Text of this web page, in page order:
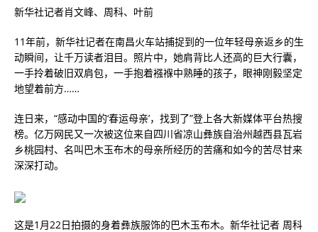
新华社记者肖文峰、周科、叶前
11年前，新华社记者在南昌火车站捕捉到的一位年轻母亲返乡的生
动瞬间，让千万读者泪目。照片中，她肩背比人还高的巨大行囊，
一手拎着破旧双肩包，一手抱着襁褓中熟睡的孩子，眼神刚毅坚定
地望着前方……
连日来，“感动中国的‘春运母亲’，找到了”登上各大新媒体平台热搜
榜。亿万网民又一次被这位来自四川省凉山彝族自治州越西县瓦岩
乡桃园村、名叫巴木玉布木的母亲所经历的苦痛和如今的苦尽甘来
深深打动。
这是1月22日拍摄的身着彝族服饰的巴木玉布木。新华社记者 周科